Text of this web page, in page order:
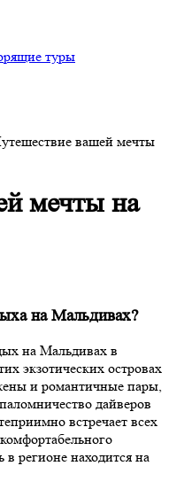
туры
вашей мечты
мечты на
на Мальдивах?
на Мальдивах в
экзотических островах
и романтичные пары,
дайверов
встречает всех
в регионе находится на